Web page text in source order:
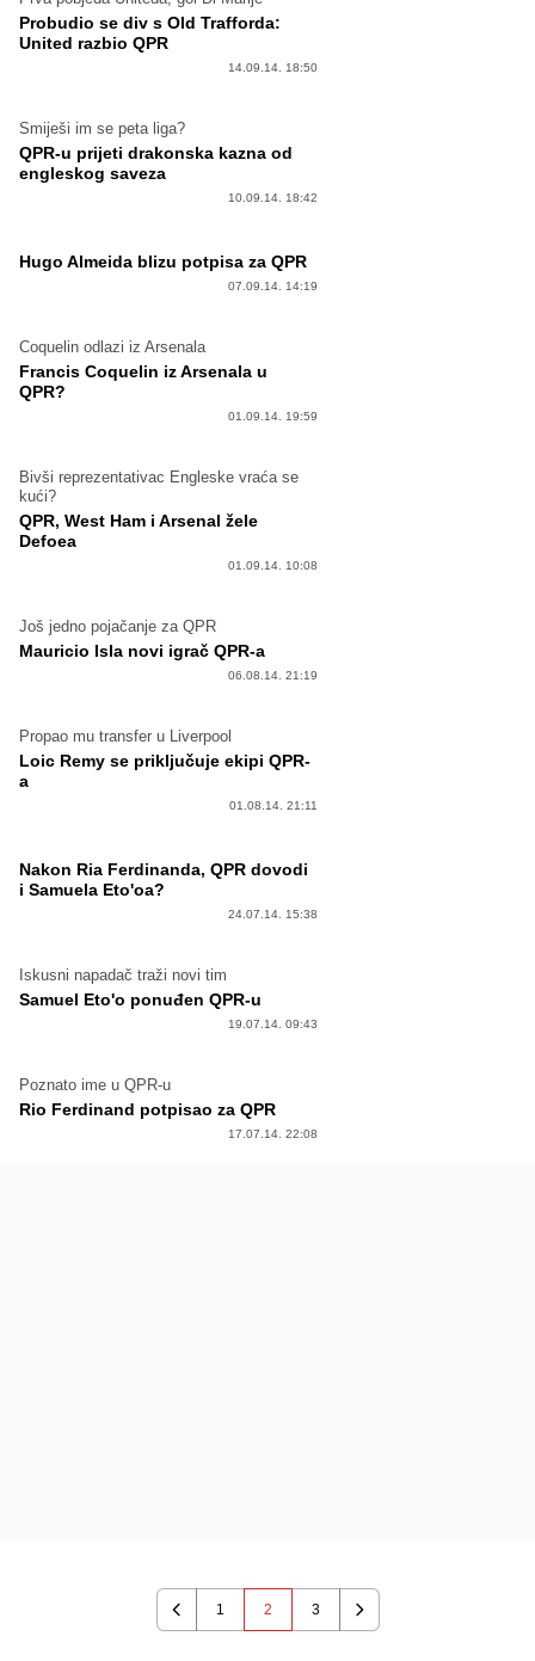
Probudio se div s Old Trafforda:
United razbio QPR
14.09.14. 18:50
Smiješi im se peta liga?
QPR-u prijeti drakonska kazna od
engleskog saveza
10.09.14. 18:42
Hugo Almeida blizu potpisa za QPR
07.09.14. 14:19
Coquelin odlazi iz Arsenala
Francis Coquelin iz Arsenala u
QPR?
01.09.14. 19:59
Bivši reprezentativac Engleske vraća se
kući?
QPR, West Ham i Arsenal žele
Defoea
01.09.14. 10:08
Još jedno pojačanje za QPR
Mauricio Isla novi igrač QPR-a
06.08.14. 21:19
Propao mu transfer u Liverpool
Loic Remy se priključuje ekipi QPR-
a
01.08.14. 21:11
Nakon Ria Ferdinanda, QPR dovodi
i Samuela Eto'oa?
24.07.14. 15:38
Iskusni napadač traži novi tim
Samuel Eto'o ponuđen QPR-u
19.07.14. 09:43
Poznato ime u QPR-u
Rio Ferdinand potpisao za QPR
17.07.14. 22:08
Previous
1 2 3
Next